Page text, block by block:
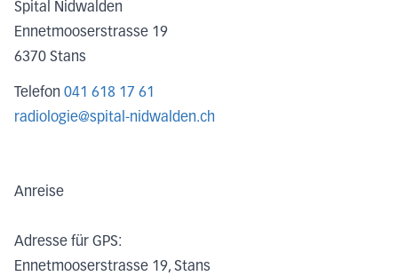
Spital Nidwalden
Ennetmooserstrasse 19
6370 Stans
Telefon 041 618 17 61
radiologie@spital-nidwalden.ch
Anreise
Adresse für GPS:
Ennetmooserstrasse 19, Stans